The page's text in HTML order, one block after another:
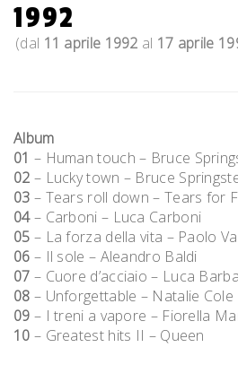
1992
(dal 11 aprile 1992 al 17 aprile
Album
01 – Human touch – Bruce
02 – Lucky town – Bruce
03 – Tears roll down – Tears for
04– Carboni – Luca Carboni
05 – La forza della vita – Paolo
06 – Il sole – Aleandro Baldi
07 – Cuore d’acciaio – Luca
08 – Unforgettable – Natalie Cole
09 – I treni a vapore – Fiorella
10 – Greatest hits II – Queen